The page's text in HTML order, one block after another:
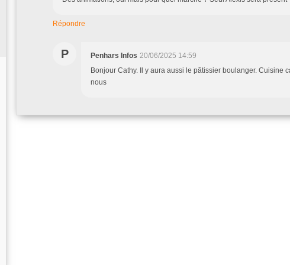
Répondre
P Penhars Infos 20/06/2025 14:59
Bonjour Cathy. Il y aura aussi le pâtissier boulanger. Cuisine
nous